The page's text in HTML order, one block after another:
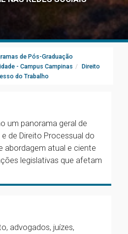
de Pós-Graduação
- Campus Campinas
Direito
do Trabalho
um panorama geral de
de Direito Processual do
abordagem atual e ciente
legislativas que afetam
advogados, juízes,